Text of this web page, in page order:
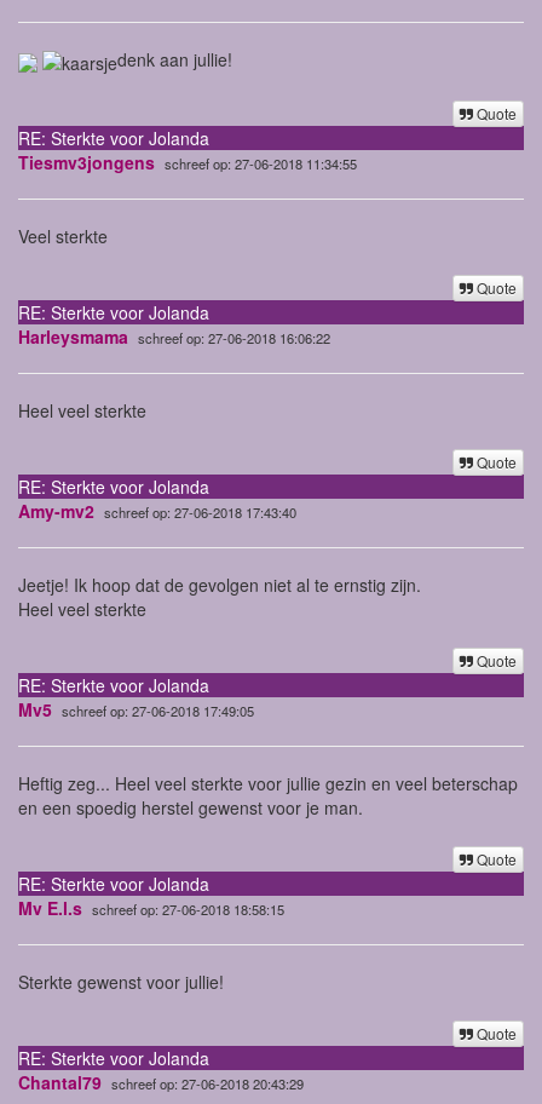
denk aan jullie!
Quote
RE: Sterkte voor Jolanda
Tiesmv3jongens schreef op: 27-06-2018 11:34:55
Veel sterkte
Quote
RE: Sterkte voor Jolanda
Harleysmama schreef op: 27-06-2018 16:06:22
Heel veel sterkte
Quote
RE: Sterkte voor Jolanda
Amy-mv2 schreef op: 27-06-2018 17:43:40
Jeetje! Ik hoop dat de gevolgen niet al te ernstig zijn.
Heel veel sterkte
Quote
RE: Sterkte voor Jolanda
Mv5 schreef op: 27-06-2018 17:49:05
Heftig zeg... Heel veel sterkte voor jullie gezin en veel beterschap
en een spoedig herstel gewenst voor je man.
Quote
RE: Sterkte voor Jolanda
Mv E.l.s schreef op: 27-06-2018 18:58:15
Sterkte gewenst voor jullie!
Quote
RE: Sterkte voor Jolanda
Chantal79 schreef op: 27-06-2018 20:43:29